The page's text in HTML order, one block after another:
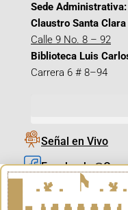
Sede Administrativa:
Claustro Santa
Calle 9 No. 8 – 92
Biblioteca Luis
Carrera 6 # 8–94
Señal en Vivo